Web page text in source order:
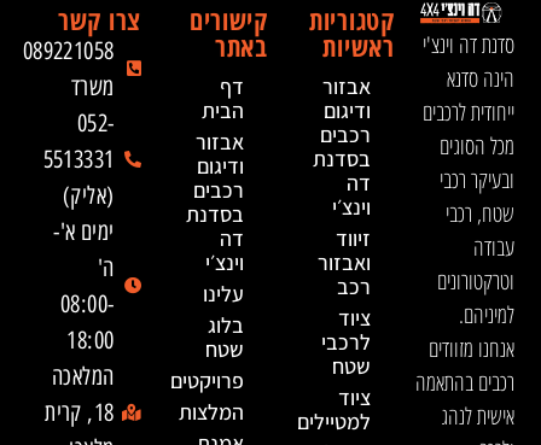
סדנת דה וינצ'י
הינה סדנא
ייחודית לרכבים
מכל הסוגים
ובעיקר רכבי
שטח, רכבי
עבודה
וטרקטורונים
למיניהם.
אנחנו מזוודים
רכבים בהתאמה
אישית לנהג
קטגוריות
ראשיות
אבזור
ודיגום
רכבים
בסדנת
דה
וינצ׳י
זיווד
ואבזור
רכב
ציוד
לרכבי
שטח
ציוד
למטיילים
קישורים
באתר
דף
הבית
אבזור
ודיגום
רכבים
בסדנת
דה
וינצ׳י
עלינו
בלוג
שטח
פרויקטים
המלצות
צרו קשר
089221058
משרד
052-
5513331
(אליק)
ימים א'-
ה'
08:00-
18:00
המלאכה
18, קרית